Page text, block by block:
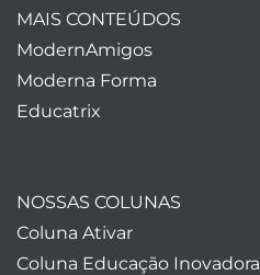
MAIS CONTEÚDOS
ModernAmigos
Moderna Forma
Educatrix
NOSSAS COLUNAS
Coluna Ativar
Coluna Educação Inovadora